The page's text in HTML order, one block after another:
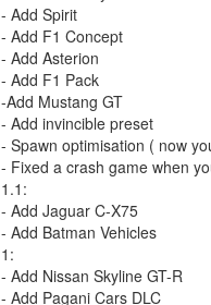
- Add Spirit
- Add F1 Concept
- Add Asterion
- Add F1 Pack
-Add Mustang GT
- Add invincible preset
- Spawn optimisation ( now
- Fixed a crash game when
1.1:
- Add Jaguar C-X75
- Add Batman Vehicles
1:
- Add Nissan Skyline GT-R
- Add Pagani Cars DLC